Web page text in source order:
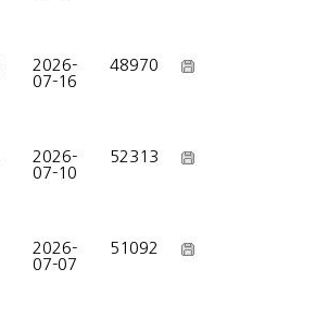
2026-
07-16
48970
2026-
07-10
52313
2026-
07-07
51092